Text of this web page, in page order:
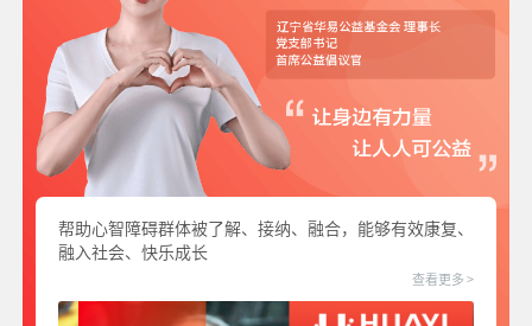
帮助心智障碍群体被了解、接纳、融合，能够有效康复、
融入社会、快乐成长
查看更多 >